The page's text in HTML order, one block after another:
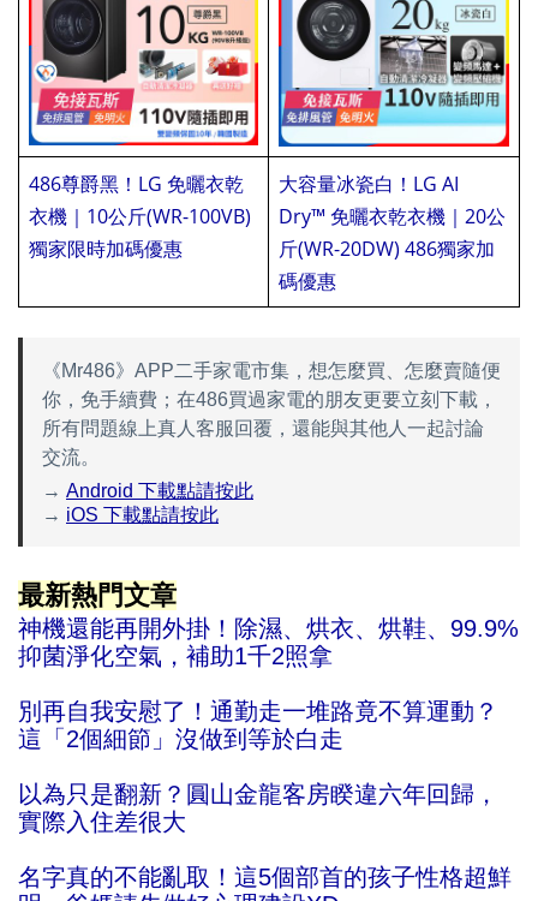
486尊爵黑！LG 免曬衣乾
衣機｜10公斤(WR-100VB)
獨家限時加碼優惠
大容量冰瓷白！LG AI
Dry™ 免曬衣乾衣機｜20公
斤(WR-20DW) 486獨家加
碼優惠
《Mr486》APP二手家電市集，想怎麼買、怎麼賣隨便
你，免手續費；在486買過家電的朋友更要立刻下載，
所有問題線上真人客服回覆，還能與其他人一起討論
交流。
→ Android 下載點請按此
→ iOS 下載點請按此
最新熱門文章
神機還能再開外掛！除濕、烘衣、烘鞋、99.9%
抑菌淨化空氣，補助1千2照拿
別再自我安慰了！通勤走一堆路竟不算運動？
這「2個細節」沒做到等於白走
以為只是翻新？圓山金龍客房睽違六年回歸，
實際入住差很大
名字真的不能亂取！這5個部首的孩子性格超鮮